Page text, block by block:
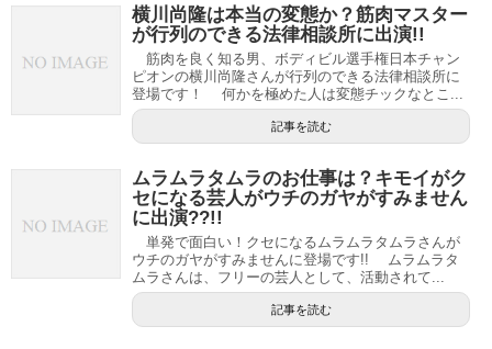
横川尚隆は本当の変態か？筋肉マスター
が行列のできる法律相談所に出演!!
筋肉を良く知る男、ボディビル選手権日本チャン
ピオンの横川尚隆さんが行列のできる法律相談所に
登場です！ 何かを極めた人は変態チックなとこ...
記事を読む
ムラムラタムラのお仕事は？キモイがク
セになる芸人がウチのガヤがすみません
に出演??!!
単発で面白い！クセになるムラムラタムラさんが
ウチのガヤがすみませんに登場です!! ムラムラタ
ムラさんは、フリーの芸人として、活動されて...
記事を読む